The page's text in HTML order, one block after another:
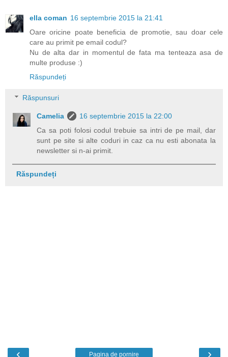
ella coman 16 septembrie 2015 la 21:41
Oare oricine poate beneficia de promotie, sau doar cele
care au primit pe email codul?
Nu de alta dar in momentul de fata ma tenteaza asa de
multe produse :)
Răspundeți
Răspunsuri
Camelia
16 septembrie 2015 la 22:00
Ca sa poti folosi codul trebuie sa intri de pe mail, dar
sunt pe site si alte coduri in caz ca nu esti abonata la
newsletter si n-ai primit.
Răspundeți
‹ ›
Pagina de pornire